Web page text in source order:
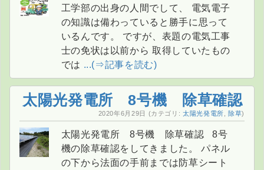
工学部の出身の人間でして、 電気電子
の知識は備わっていると勝手に思って
いるんです。 ですが、表題の電気工事
士の免状は以前から 取得していたもの
では ...(⇒記事を読む)
太陽光発電所 8号機 除草確認
2020年6月29日 (カテゴリ:太陽光発電所 ,除草)
太陽光発電所 8号機 除草確認 8号
機の除草確認をしてきました。 パネル
の下から法面の手前までは防草シート